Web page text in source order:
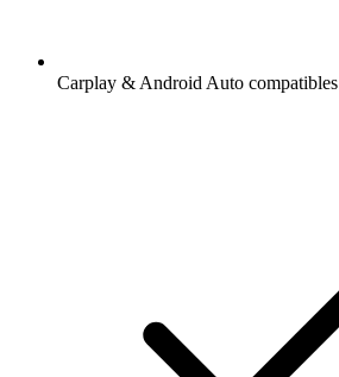
Carplay & Android Auto compatibles